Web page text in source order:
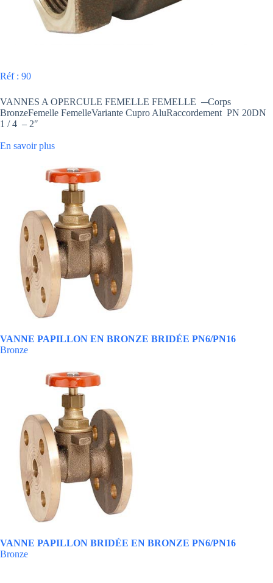
Réf : 90
VANNES A OPERCULE FEMELLE FEMELLE ─Corps
BronzeFemelle FemelleVariante Cupro AluRaccordement PN 20DN
1 / 4 – 2″
En savoir plus
VANNE PAPILLON EN BRONZE BRIDÉE PN6/PN16
Bronze
VANNE PAPILLON BRIDÉE EN BRONZE PN6/PN16
Bronze